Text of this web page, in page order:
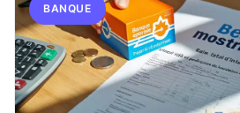
BANQUE